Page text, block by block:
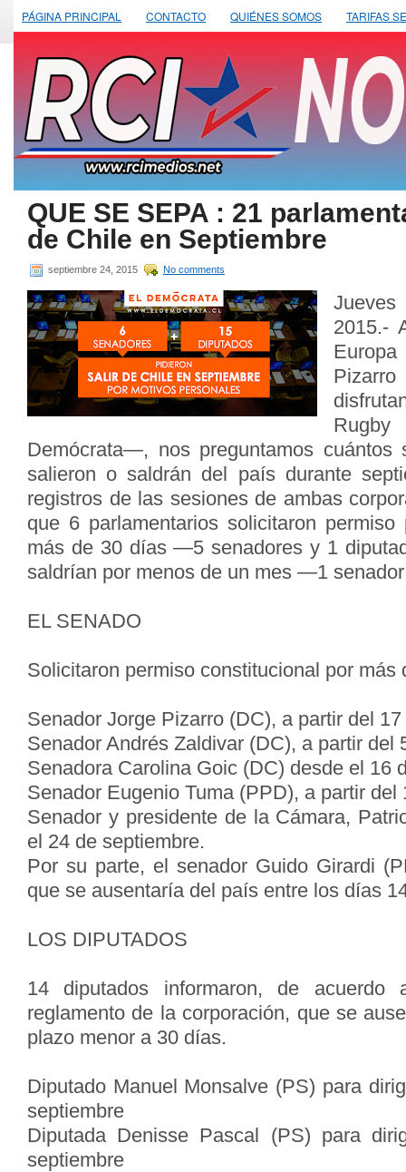
PÁGINA PRINCIPAL CONTACTO QUIÉNES SOMOS TARIFAS
QUE SE SEPA : 21
de Chile en Septiembre
septiembre 24, 2015 No comments
2015.-
Demócrata—, nos preguntamos cuántos
salieron o saldrán del país durante
registros de las sesiones de ambas
que 6 parlamentarios solicitaron
más de 30 días —5 senadores y 1
saldrían por menos de un mes —1
EL SENADO
Solicitaron permiso constitucional por más
Senador Jorge Pizarro (DC), a partir del
Senador Andrés Zaldivar (DC), a partir del
Senadora Carolina Goic (DC) desde el 16
Senador Eugenio Tuma (PPD), a partir del
Senador y presidente de la Cámara,
el 24 de septiembre.
Por su parte, el senador Guido Girardi
que se ausentaría del país entre los días
LOS DIPUTADOS
14 diputados informaron, de
reglamento de la corporación, que se
plazo menor a 30 días.
Diputado Manuel Monsalve (PS) para
septiembre
Diputada Denisse Pascal (PS) para
septiembre